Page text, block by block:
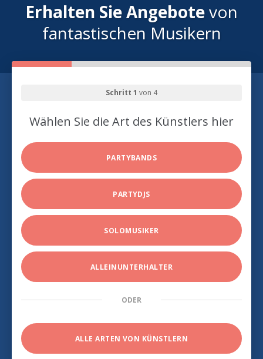
Erhalten Sie Angebotevon
fantastischen Musikern
Schritt 1 von 4
Wählen Sie die Art des Künstlers hier
PARTYBANDS
PARTYDJS
SOLOMUSIKER
ALLEINUNTERHALTER
ODER
ALLE ARTEN VON KÜNSTLERN